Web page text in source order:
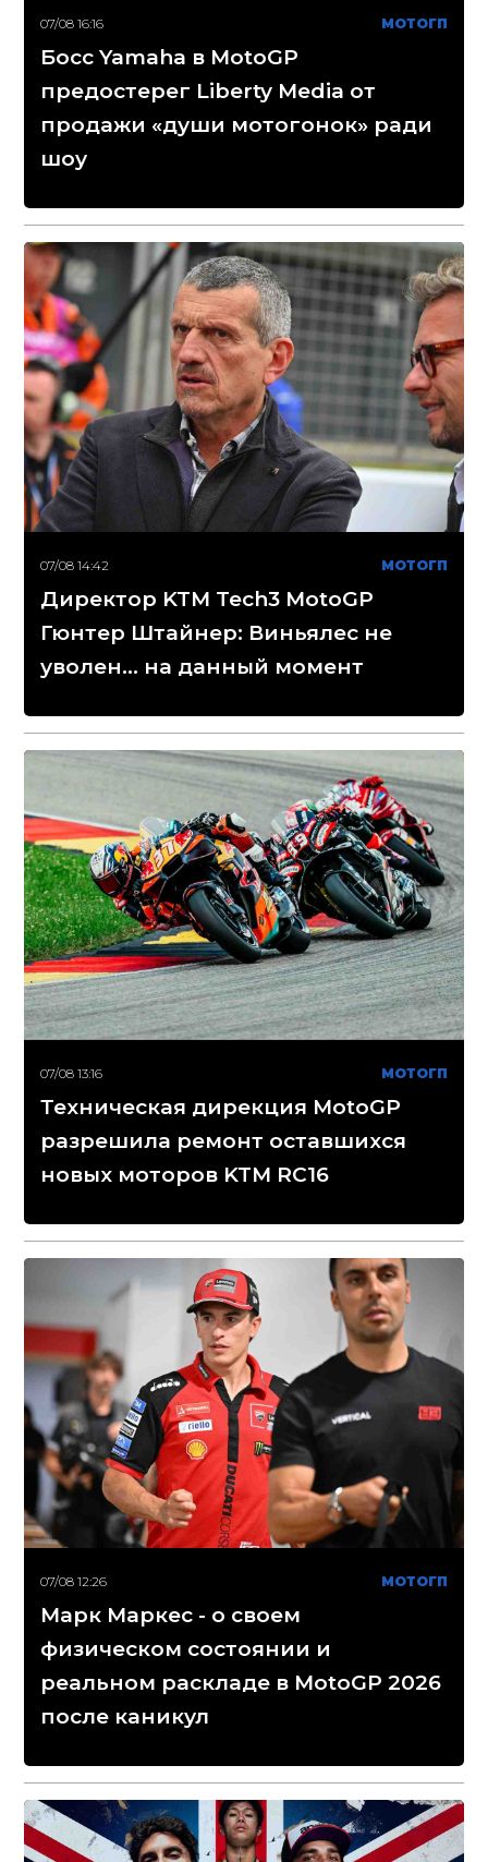
07/08 16:16 МОТОГП
Босс Yamaha в MotoGP
предостерег Liberty Media от
продажи «души мотогонок» ради
шоу
07/08 14:42 МОТОГП
Директор KTM Tech3 MotoGP
Гюнтер Штайнер: Виньялес не
уволен... на данный момент
07/08 13:16 МОТОГП
Техническая дирекция MotoGP
разрешила ремонт оставшихся
новых моторов KTM RC16
07/08 12:26 МОТОГП
Марк Маркес - о своем
физическом состоянии и
реальном раскладе в MotoGP 2026
после каникул